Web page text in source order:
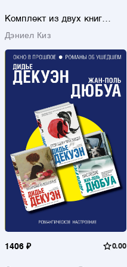
Комплект из двух книг
+ Таинственная история
Дэниел Киз
1406 ₽ 0.00